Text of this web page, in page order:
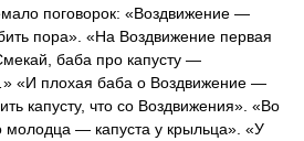
поговорок: «Воздвижение —
пора». «На Воздвижение первая
баба про капусту —
«И плохая баба о Воздвижение —
капусту, что со Воздвижения». «Во
молодца — капуста у крыльца». «У